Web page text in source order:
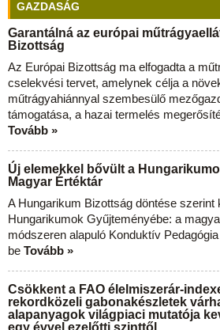
GAZDASÁG
Garantálná az európai
Bizottság
Az Európai Bizottság ma elfogadta a
cselekvési tervet, amelynek célja a
műtrágyahiánnyal szembesülő
támogatása, a hazai termelés
Tovább »
Új elemekkel bővült a
Magyar Értéktár
A Hungarikum Bizottság döntése szerint
Hungarikumok Gyűjteményébe: a
módszeren alapuló Konduktív
be Tovább »
Csökkent a FAO élelmiszerár-
rekordközeli gabonakészletek
alapanyagok világpiaci mutatója
egy évvel ezelőtti szinttől